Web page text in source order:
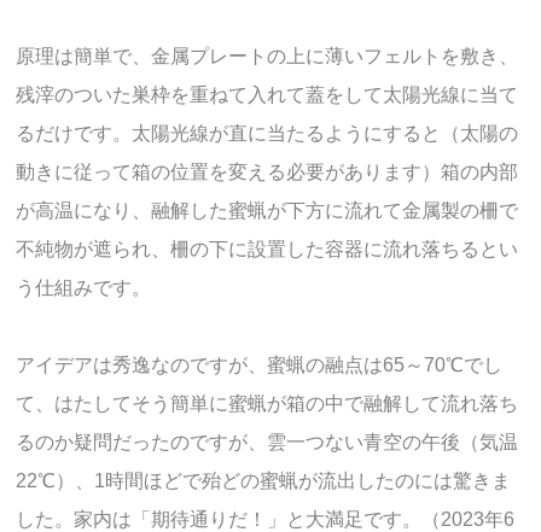
原理は簡単で、金属プレートの上に薄いフェルトを敷き、
残滓のついた巣枠を重ねて入れて蓋をして太陽光線に当て
るだけです。太陽光線が直に当たるようにすると（太陽の
動きに従って箱の位置を変える必要があります）箱の内部
が高温になり、融解した蜜蝋が下方に流れて金属製の柵で
不純物が遮られ、柵の下に設置した容器に流れ落ちるとい
う仕組みです。
アイデアは秀逸なのですが、蜜蝋の融点は65～70℃でし
て、はたしてそう簡単に蜜蝋が箱の中で融解して流れ落ち
るのか疑問だったのですが、雲一つない青空の午後（気温
22℃）、1時間ほどで殆どの蜜蝋が流出したのには驚きま
した。家内は「期待通りだ！」と大満足です。（2023年6